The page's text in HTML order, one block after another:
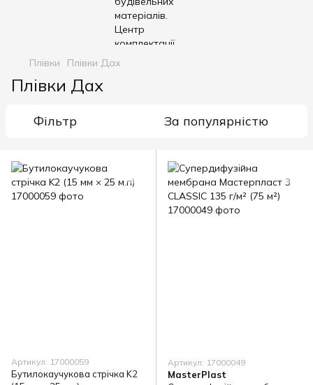
Плівки Плівки Дах
Плівки Дах
Фільтр За популярністю
Артикул: 17000059
Бутилокаучукова стрічка K2
Артикул: 17000049
MasterPlast